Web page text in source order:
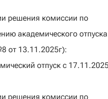
решения комиссии по
академического отпуска
от 13.11.2025г):
отпуск с
решения комиссии по